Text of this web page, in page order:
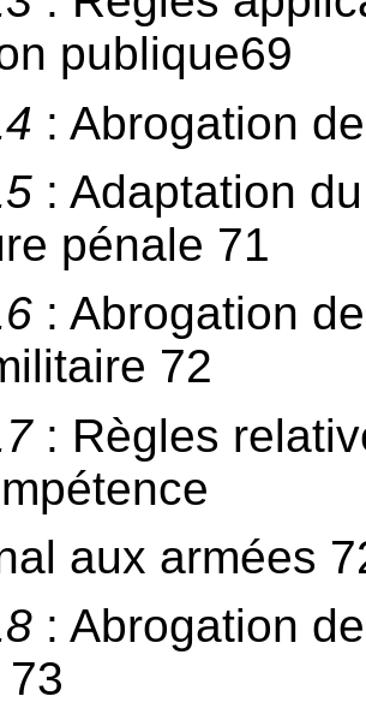
publique69
: Abrogation
: Adaptation
pénale 71
: Abrogation
72
: Règles
aux armées
: Abrogation